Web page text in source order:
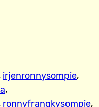
irjenronnysompie
ronnyfrangkysompie